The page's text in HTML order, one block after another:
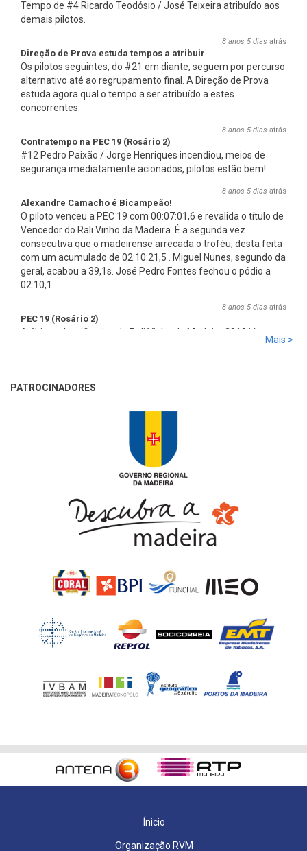
Tempo de #4 Ricardo Teodósio / José Teixeira atribuído aos
demais pilotos.
8 anos 5 dias atrás
Direção de Prova estuda tempos a atribuir
Os pilotos seguintes, do #21 em diante, seguem por percurso
alternativo até ao regrupamento final. A Direção de Prova
estuda agora qual o tempo a ser atribuído a estes
concorrentes.
8 anos 5 dias atrás
Contratempo na PEC 19 (Rosário 2)
#12 Pedro Paixão / Jorge Henriques incendiou, meios de
segurança imediatamente acionados, pilotos estão bem!
8 anos 5 dias atrás
Alexandre Camacho é Bicampeão!
O piloto venceu a PEC 19 com 00:07:01,6 e revalida o título de
Vencedor do Rali Vinho da Madeira. É a segunda vez
consecutiva que o madeirense arrecada o troféu, desta feita
com um acumulado de 02:10:21,5 . Miguel Nunes, segundo da
geral, acabou a 39,1s. José Pedro Fontes fechou o pódio a
02:10,1 .
8 anos 5 dias atrás
PEC 19 (Rosário 2)
A última classificativa do Rali Vinho da Madeira 2018 já
Mais >
PATROCINADORES
Ínicio
Organização RVM